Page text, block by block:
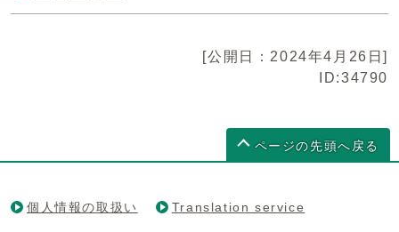
[公開日：2024年4月26日]
ID:34790
ページの先頭へ戻る
個人情報の取扱い Translation service